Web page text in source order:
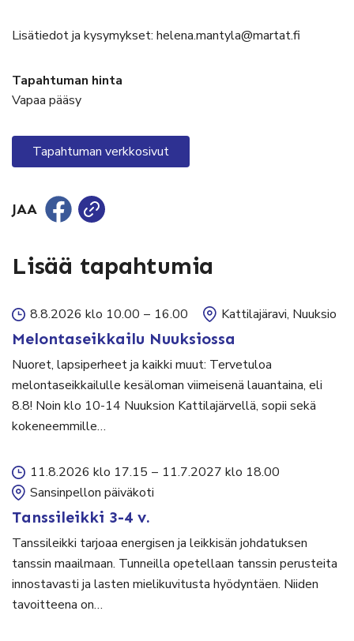
Lisätiedot ja kysymykset: helena.mantyla@martat.fi
Tapahtuman hinta
Vapaa pääsy
Tapahtuman verkkosivut
JAA
Lisää tapahtumia
8.8.2026 klo 10.00 – 16.00 Kattilajäravi, Nuuksio
Melontaseikkailu Nuuksiossa
Nuoret, lapsiperheet ja kaikki muut: Tervetuloa
melontaseikkailulle kesäloman viimeisenä lauantaina, eli
8.8! Noin klo 10-14 Nuuksion Kattilajärvellä, sopii sekä
kokeneemmille…
11.8.2026 klo 17.15 – 11.7.2027 klo 18.00
Sansinpellon päiväkoti
Tanssileikki 3-4 v.
Tanssileikki tarjoaa energisen ja leikkisän johdatuksen
tanssin maailmaan. Tunneilla opetellaan tanssin perusteita
innostavasti ja lasten mielikuvitusta hyödyntäen. Niiden
tavoitteena on…